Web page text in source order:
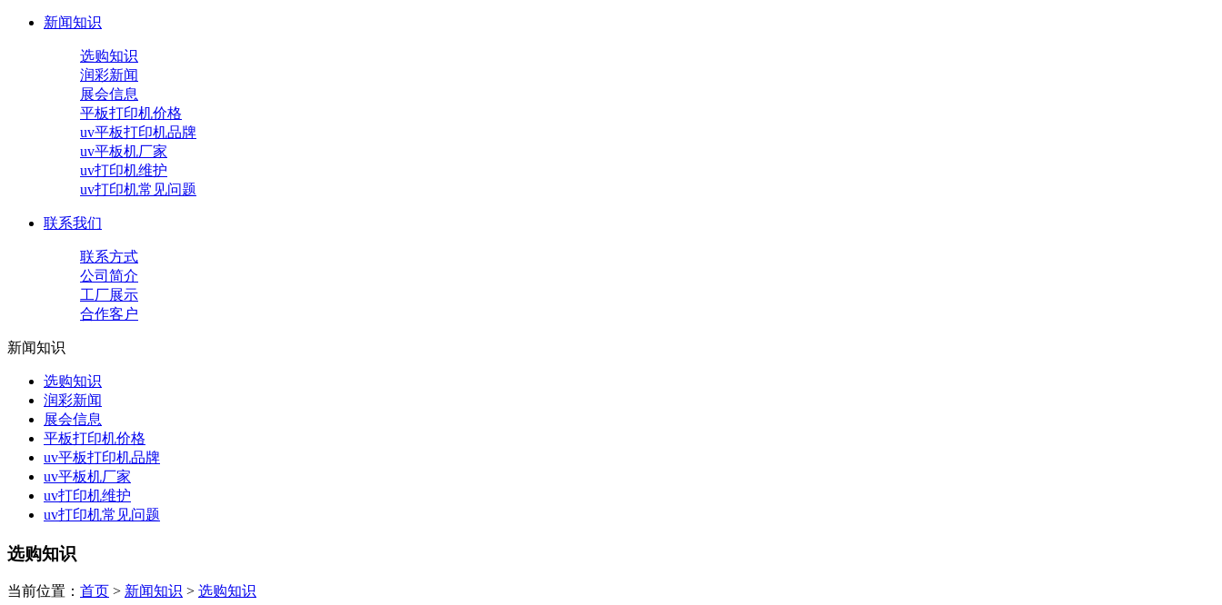
新闻知识
选购知识
润彩新闻
展会信息
平板打印机价格
uv平板打印机品牌
uv平板机厂家
uv打印机维护
uv打印机常见问题
联系我们
联系方式
公司简介
工厂展示
合作客户
新闻知识
选购知识
润彩新闻
展会信息
平板打印机价格
uv平板打印机品牌
uv平板机厂家
uv打印机维护
uv打印机常见问题
选购知识
当前位置： 首页 > 新闻知识 > 选购知识